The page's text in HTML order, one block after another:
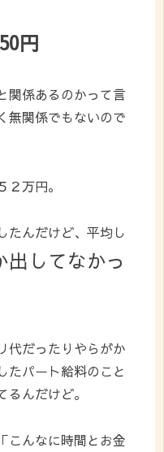
円
関係あるのかって言
無関係でもないので
万円。
たんだけど、平均し
してなかっ
代だったりやらがか
たパート給料のこと
んだけど。
こんなに時間とお金